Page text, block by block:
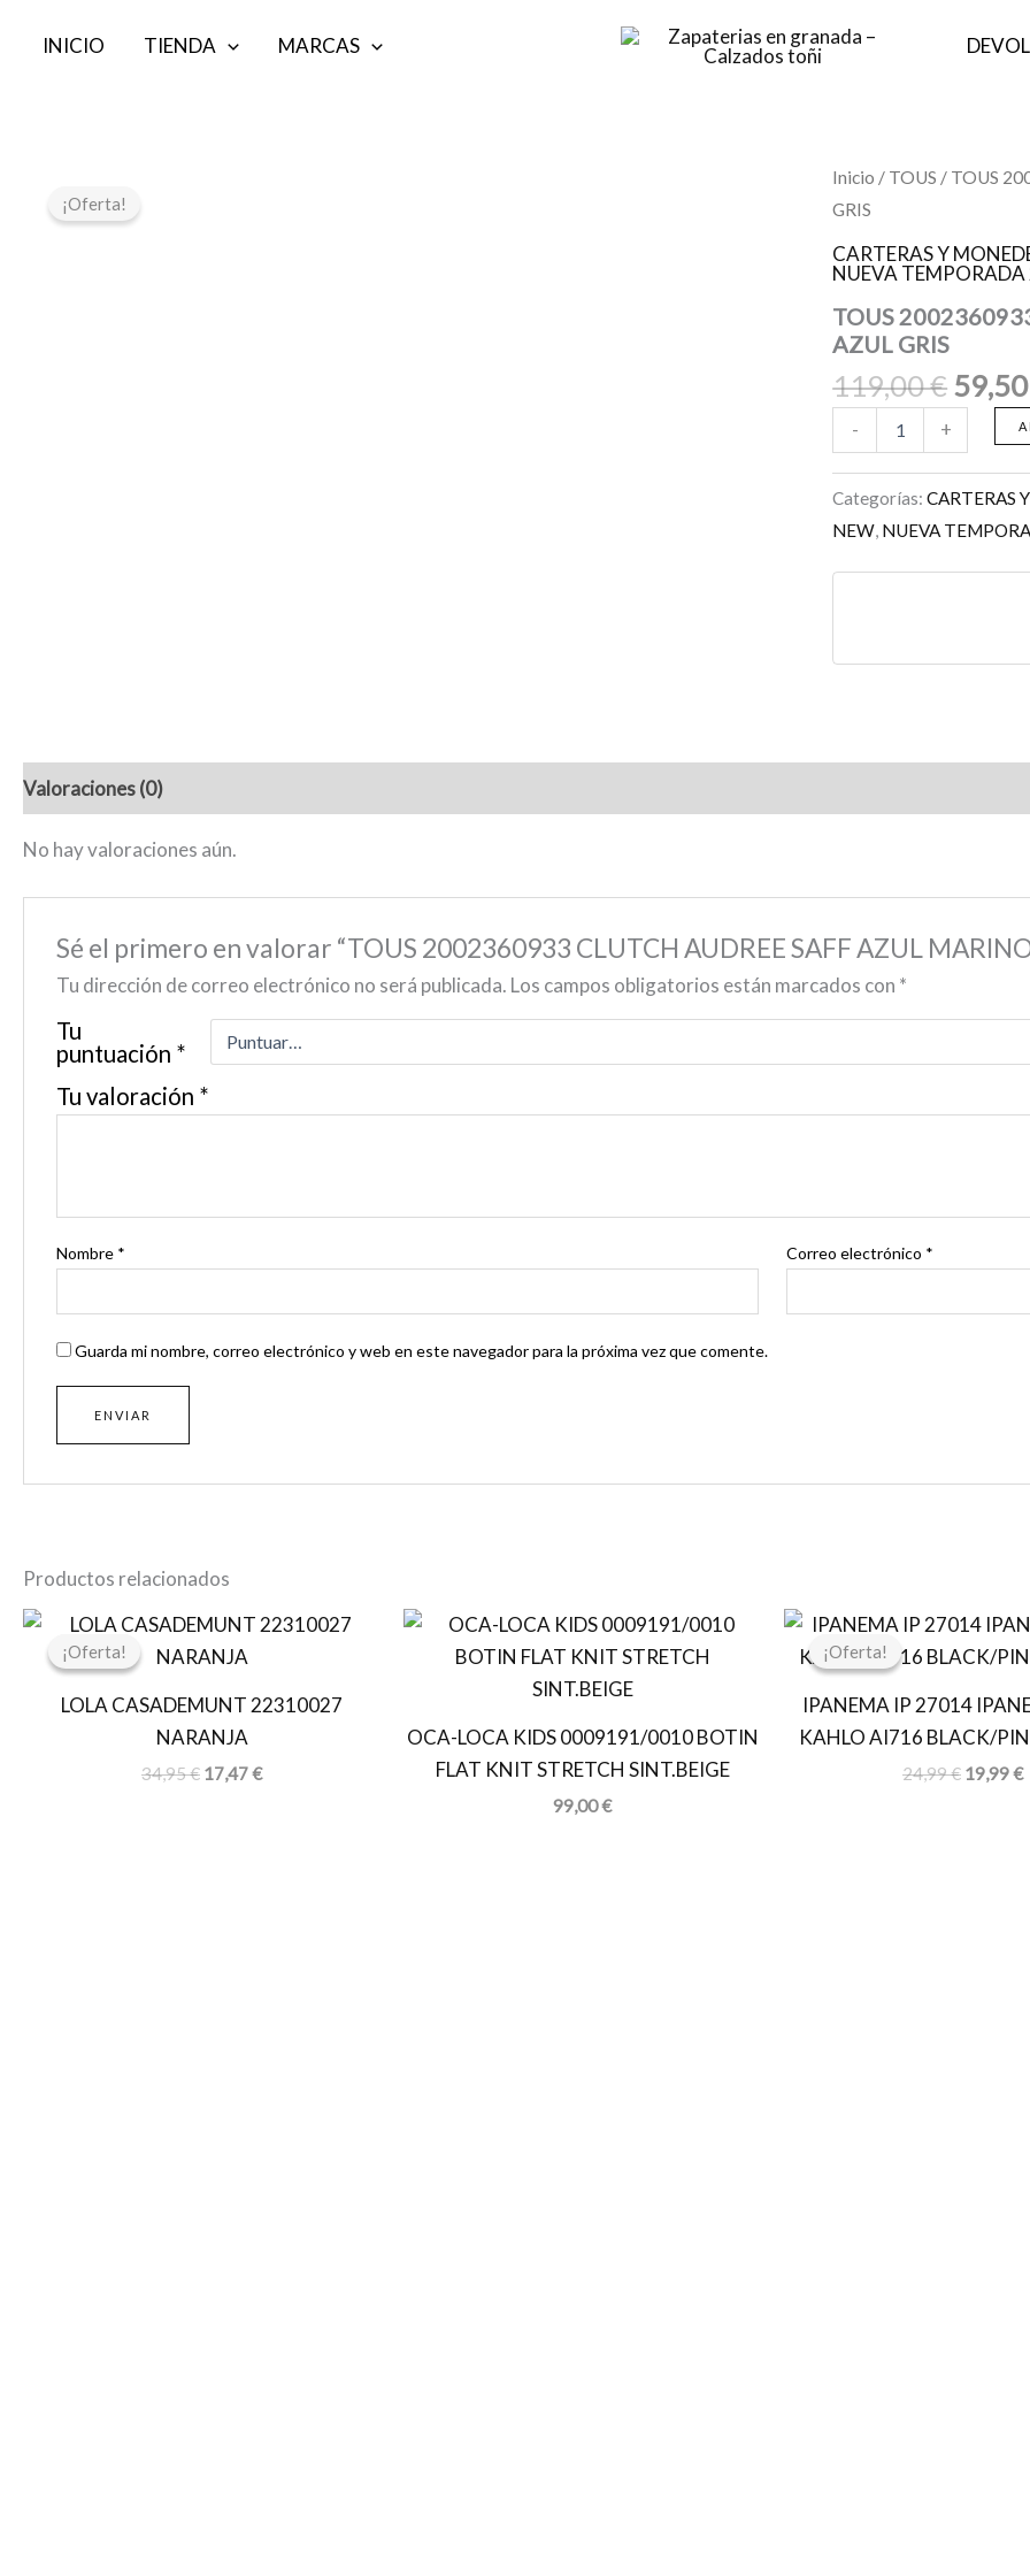
INICIO TIENDA MARCAS
¡Oferta!
Inicio / TOUS / TOUS
GRIS
CARTERAS Y
NUEVA
TOUS
AZUL GRIS
119,00€
El
era:
-
TOUS
CLUTCH
SAFF
AZUL
MARINO-
AZUL
GRIS
cantidad
+
Categorías:CARTERAS
NEW, NUEVA
Valoraciones (0)
No hay valoraciones aún.
Sé el primero en valorar “TOUS 2002360933 CLUTCH AUDREE SAFF AZUL
Tu dirección de correo electrónico no será publicada. Los campos obligatorios están marcados con *
Tu
puntuación *
Tu valoración *
Nombre * Correo electrónico *
Guarda mi nombre, correo electrónico y web en este navegador para la próxima vez que comente.
Productos relacionados
¡Oferta!
¡Oferta!
LOLA CASADEMUNT 22310027
NARANJA
34,95€
El
original
34,95 €.
17,47€
El
17,47 €.
OCA-LOCA KIDS 0009191/0010 BOTIN
FLAT KNIT STRETCH SINT.BEIGE
99,00€
¡Oferta!
¡Oferta!
IPANEMA IP 27014
KAHLO AI716 BLACK/
24,99€
El
original
24,99 €.
19,99€